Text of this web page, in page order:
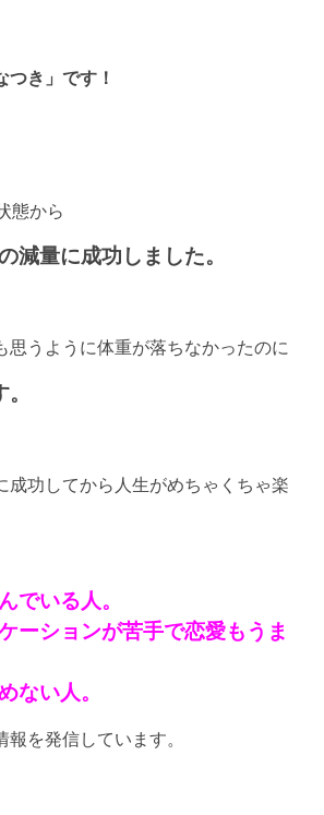
つき」です！
態から
減量に成功しました。
思うように体重が落ちなかったのに
成功してから人生がめちゃくちゃ楽
でいる人。
ーションが苦手で恋愛もうま
ない人。
を発信しています。